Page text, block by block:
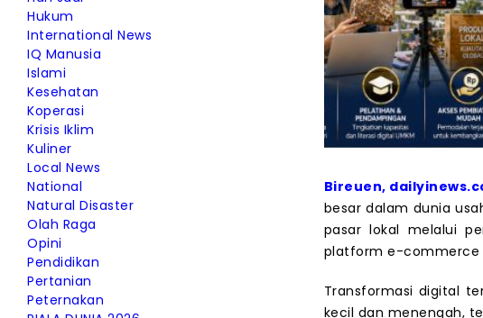
Hukum
International News
IQ Manusia
Islami
Kesehatan
Koperasi
Krisis Iklim
Kuliner
Local News
National
Natural Disaster
Olah Raga
Opini
Pendidikan
Pertanian
Peternakan
Bireuen,
besar dalam dunia
pasar lokal melalui
platform e-commerce
Transformasi digital
kecil dan menengah,